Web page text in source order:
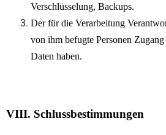
Verschlüsselung, Backups.
Der für die Verarbeitung
von ihm befugte Personen Zugang
Daten haben.
VIII. Schlussbestimmungen